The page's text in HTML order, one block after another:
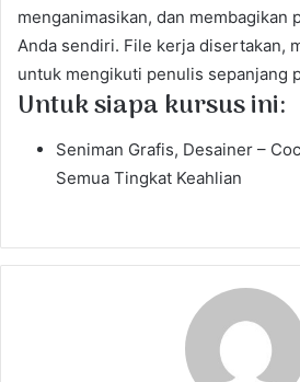
menganimasikan, dan membagikan
Anda sendiri. File kerja disertakan,
untuk mengikuti penulis sepanjang
Untuk siapa kursus ini:
Seniman Grafis, Desainer –
Semua Tingkat Keahlian